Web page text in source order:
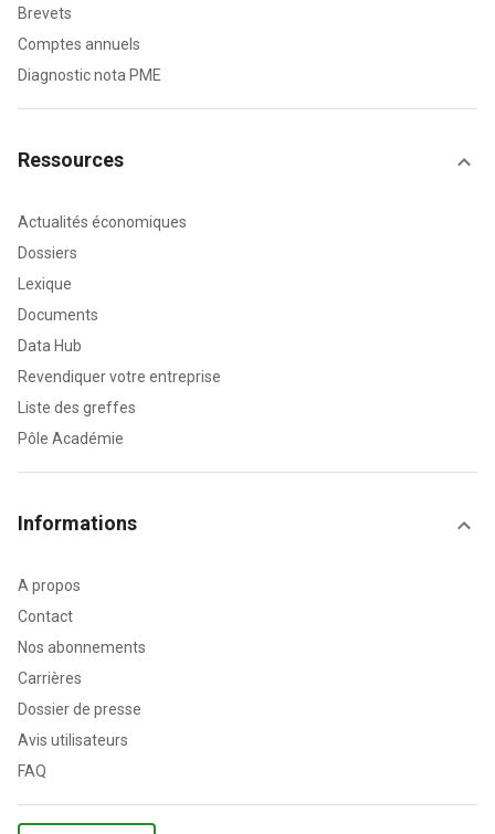
Brevets
Comptes annuels
Diagnostic nota PME
Ressources
Actualités économiques
Dossiers
Lexique
Documents
Data Hub
Revendiquer votre entreprise
Liste des greffes
Pôle Académie
Informations
A propos
Contact
Nos abonnements
Carrières
Dossier de presse
Avis utilisateurs
FAQ